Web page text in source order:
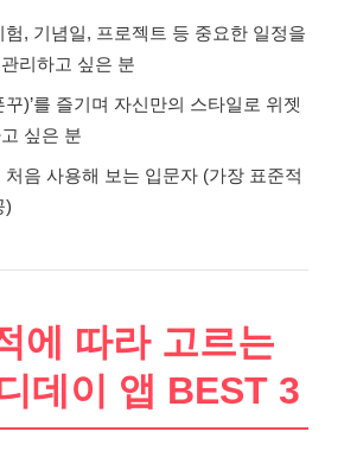
험, 기념일, 프로젝트 등 중요한 일정을
리하고 싶은 분
꾸)’를 즐기며 자신만의 스타일로 위젯
싶은 분
처음 사용해 보는 입문자 (가장 표준적
)
에 따라 고르는
데이 앱 BEST 3